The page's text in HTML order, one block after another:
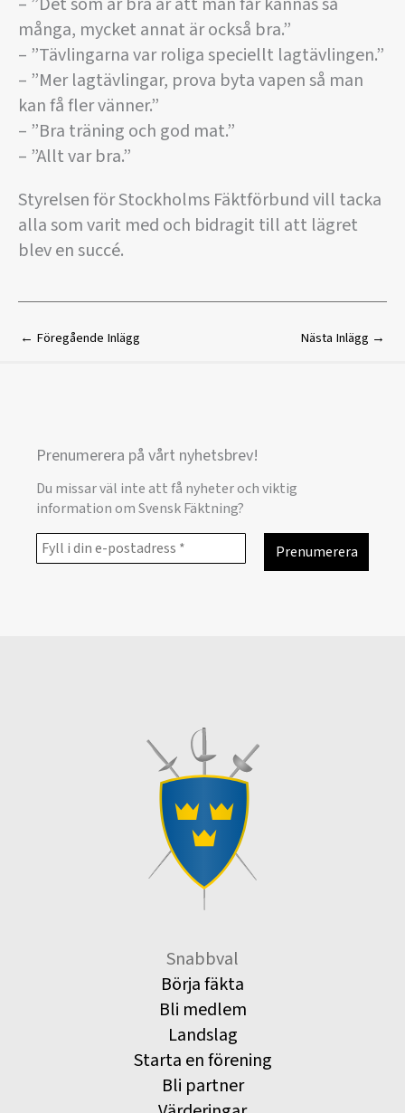
många, mycket annat är också bra.”
– ”Tävlingarna var roliga speciellt lagtävlingen.”
– ”Mer lagtävlingar, prova byta vapen så man
kan få fler vänner.”
– ”Bra träning och god mat.”
– ”Allt var bra.”
Styrelsen för Stockholms Fäktförbund vill tacka
alla som varit med och bidragit till att lägret
blev en succé.
← Föregående Inlägg Nästa Inlägg →
Prenumerera på vårt nyhetsbrev!
Du missar väl inte att få nyheter och viktig
information om Svensk Fäktning?
Snabbval
Börja fäkta
Bli medlem
Landslag
Starta en förening
Bli partner